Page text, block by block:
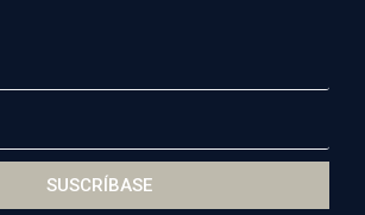
SUSCRÍBASE